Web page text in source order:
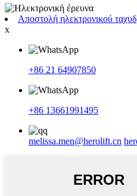
Αποστολή ηλεκτρονικού
x
+86 21 64907850
+86 13661991495
melissa.men@herolift.cn